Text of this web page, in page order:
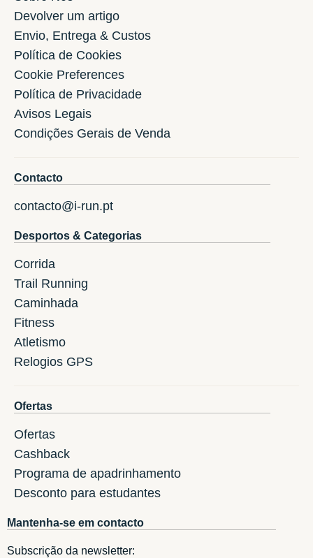
Devolver um artigo
Envio, Entrega & Custos
Política de Cookies
Cookie Preferences
Política de Privacidade
Avisos Legais
Condições Gerais de Venda
Contacto
contacto@i-run.pt
Desportos & Categorias
Corrida
Trail Running
Caminhada
Fitness
Atletismo
Relogios GPS
Ofertas
Ofertas
Cashback
Programa de apadrinhamento
Desconto para estudantes
Mantenha-se em contacto
Subscrição da newsletter: